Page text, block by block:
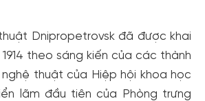
Dnipropetrovsk đã được khai
theo sáng kiến của các thành
thuật của Hiệp hội khoa học
lãm đầu tiên của Phòng trưng